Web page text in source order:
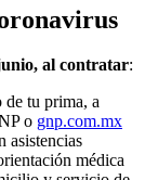
al contratar:
de tu prima, a
o gnp.com.mx
asistencias
médica